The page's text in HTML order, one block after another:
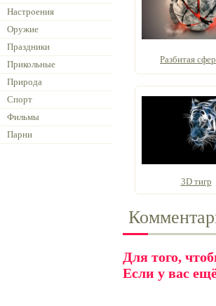
Настроения
Оружие
Праздники
Прикольные
Природа
Спорт
Фильмы
Парни
Разбитая
3D тигр
Для того,
Если у вас